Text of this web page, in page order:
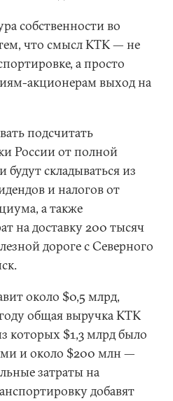
собственности во
что смысл КТК — не
а просто
акционерам выход на
подсчитать
России от полной
складываться из
и налогов от
а также
на доставку 200 тысяч
дороге с Северного
около $0,5 млрд,
общая выручка КТК
которых $1,3 млрд было
и около $200 млн —
затраты на
добавят